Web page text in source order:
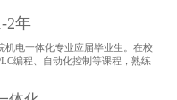
2年
机电一体化专业应届毕业生。在校
编程、自动化控制等课程，熟练